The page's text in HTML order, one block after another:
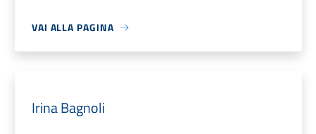
VAI ALLA PAGINA
Irina Bagnoli